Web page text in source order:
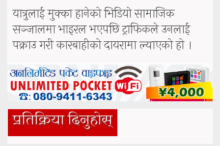
यात्रुलाई मुक्का हानेको भिडियो सामाजिक
सञ्जालमा भाइरल भएपछि ट्राफिकले उनलाई
पक्राउ गरी कारबाहीको दायरामा ल्याएको हो ।
प्रतिक्रिया दिनुहोस्